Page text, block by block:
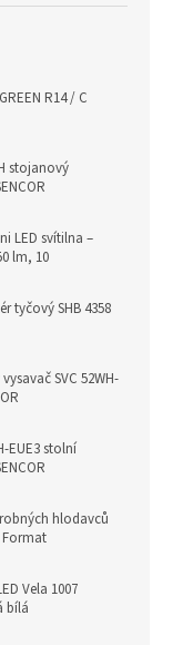
R14 / C
stojanový
LED svítilna –
lm, 10
tyčový SHB 4358
SVC 52WH-
EUE3 stolní
hlodavců
Format
Vela 1007
bílá